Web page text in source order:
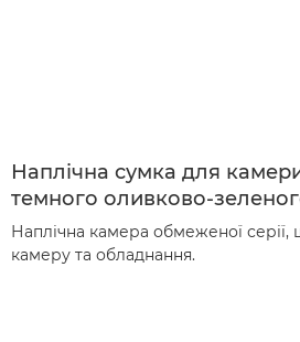
Наплічна сумка для
темного оливково-
Наплічна камера обмеженої
камеру та обладнання.